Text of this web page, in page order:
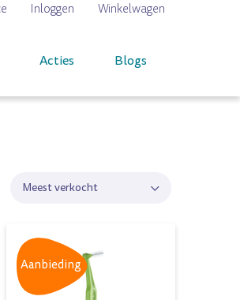
Inloggen Winkelwagen
Acties Blogs
Meest verkocht
Aanbieding